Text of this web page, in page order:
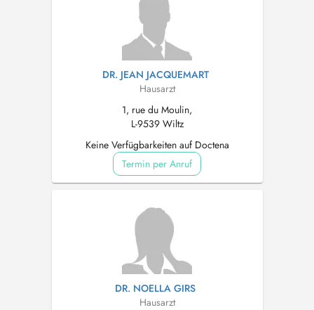
DR. JEAN JACQUEMART
Hausarzt
1, rue du Moulin,
L-9539 Wiltz
Keine Verfügbarkeiten auf Doctena
Termin per Anruf
DR. NOELLA GIRS
Hausarzt